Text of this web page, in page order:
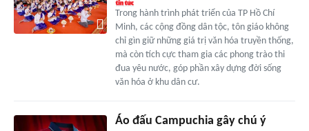
Trong hành trình phát triển của TP Hồ Chí
Minh, các cộng đồng dân tộc, tôn giáo không
chỉ gìn giữ những giá trị văn hóa truyền thống,
mà còn tích cực tham gia các phong trào thi
đua yêu nước, góp phần xây dựng đời sống
văn hóa ở khu dân cư.
Áo đấu Campuchia gây chú ý